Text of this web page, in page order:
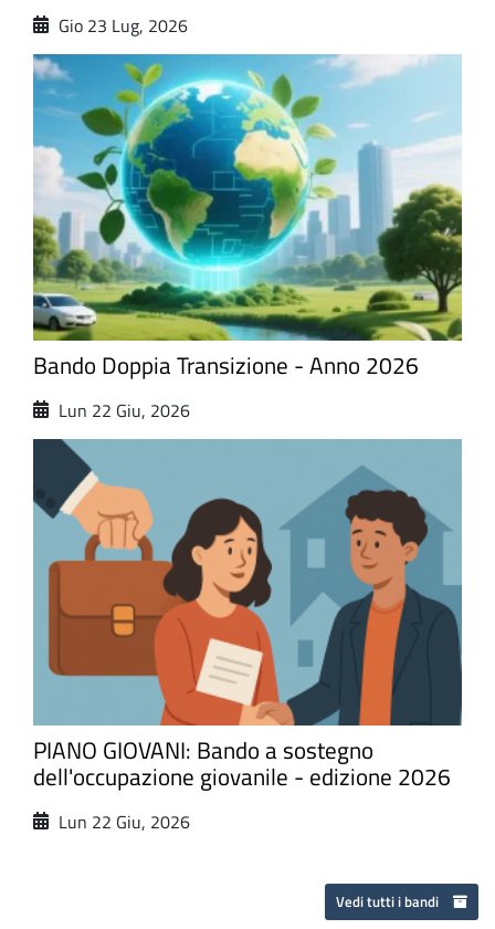
Gio 23 Lug, 2026
Bando Doppia Transizione - Anno 2026
Lun 22 Giu, 2026
PIANO GIOVANI: Bando a sostegno
dell'occupazione giovanile - edizione 2026
Lun 22 Giu, 2026
Vedi tutti i bandi